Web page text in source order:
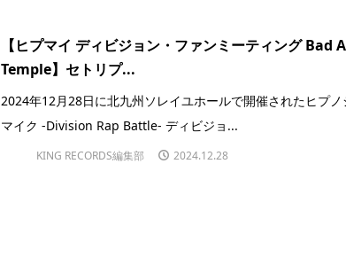
【ヒプマイ ディビジョン・ファンミーティング Bad
Temple】セトリプ...
2024年12月28日に北九州ソレイユホールで開催されたヒプノ
マイク -Division Rap Battle- ディビジョ...
KING RECORDS編集部 2024.12.28